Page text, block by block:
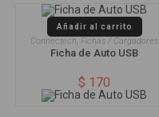
Añadir al carrito
Connectech,Fichas / Cargadores
Ficha de Auto USB
$ 170